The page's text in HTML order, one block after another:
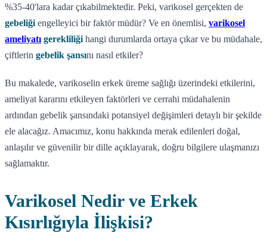
%35-40'lara kadar çıkabilmektedir. Peki, varikosel gerçekten de
gebeliği engelleyici bir faktör müdür? Ve en önemlisi, varikosel
ameliyatı gerekliliği hangi durumlarda ortaya çıkar ve bu müdahale,
çiftlerin gebelik şansını nasıl etkiler?
Bu makalede, varikoselin erkek üreme sağlığı üzerindeki etkilerini,
ameliyat kararını etkileyen faktörleri ve cerrahi müdahalenin
ardından gebelik şansındaki potansiyel değişimleri detaylı bir şekilde
ele alacağız. Amacımız, konu hakkında merak edilenleri doğal,
anlaşılır ve güvenilir bir dille açıklayarak, doğru bilgilere ulaşmanızı
sağlamaktır.
Varikosel Nedir ve Erkek
Kısırlığıyla İlişkisi?